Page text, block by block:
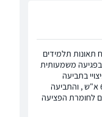
תאונות תלמידים
בפגיעה משמעותית
בתביעה
הביטוחית על פי מקרים דומים מוערך בכ 60 א"ש , והתביעה
ל 250 א"ש בהתאם לחומרת הפציעה